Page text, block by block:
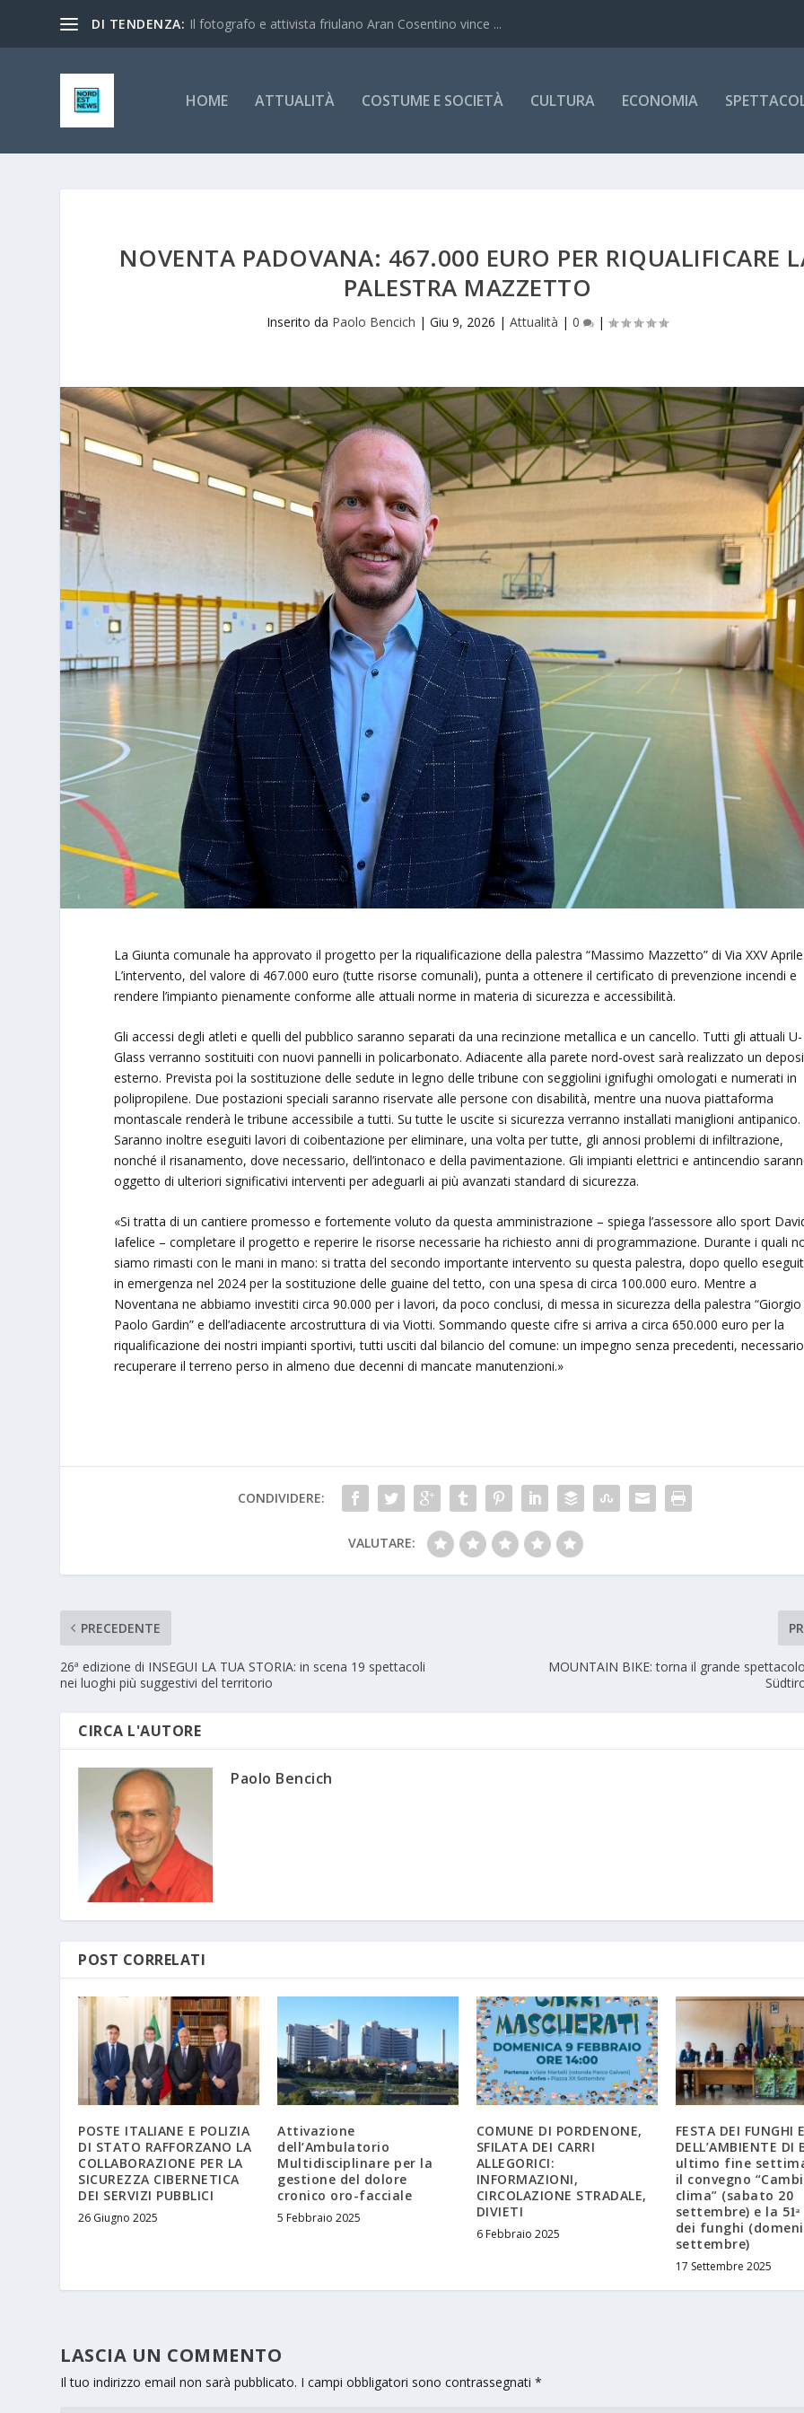
DI TENDENZA: Il fotografo e attivista friulano Aran Cosentino vince ...
HOME ATTUALITÀ COSTUME E SOCIETÀ CULTURA ECONOMIA
NOVENTA PADOVANA: 467.000 EURO PER RIQUALIFICARE
PALESTRA MAZZETTO
Inserito da Paolo Bencich |Giu 9, 2026 |Attualità |0 |
La Giunta comunale ha approvato il progetto per la riqualificazione della palestra “Massimo Mazzetto” di Via XXV Aprile.
L’intervento, del valore di 467.000 euro (tutte risorse comunali), punta a ottenere il certificato di prevenzione incendi e
rendere l’impianto pienamente conforme alle attuali norme in materia di sicurezza e accessibilità.
Gli accessi degli atleti e quelli del pubblico saranno separati da una recinzione metallica e un cancello. Tutti gli attuali U-
Glass verranno sostituiti con nuovi pannelli in policarbonato. Adiacente alla parete nord-ovest sarà realizzato un
esterno. Prevista poi la sostituzione delle sedute in legno delle tribune con seggiolini ignifughi omologati e numerati in
polipropilene. Due postazioni speciali saranno riservate alle persone con disabilità, mentre una nuova piattaforma
montascale renderà le tribune accessibile a tutti. Su tutte le uscite si sicurezza verranno installati maniglioni antipanico.
Saranno inoltre eseguiti lavori di coibentazione per eliminare, una volta per tutte, gli annosi problemi di infiltrazione,
nonché il risanamento, dove necessario, dell’intonaco e della pavimentazione. Gli impianti elettrici e antincendio
oggetto di ulteriori significativi interventi per adeguarli ai più avanzati standard di sicurezza.
«Si tratta di un cantiere promesso e fortemente voluto da questa amministrazione – spiega l’assessore allo sport
Iafelice – completare il progetto e reperire le risorse necessarie ha richiesto anni di programmazione. Durante i quali
siamo rimasti con le mani in mano: si tratta del secondo importante intervento su questa palestra, dopo quello
in emergenza nel 2024 per la sostituzione delle guaine del tetto, con una spesa di circa 100.000 euro. Mentre a
Noventana ne abbiamo investiti circa 90.000 per i lavori, da poco conclusi, di messa in sicurezza della palestra “Giorgio
Paolo Gardin” e dell’adiacente arcostruttura di via Viotti. Sommando queste cifre si arriva a circa 650.000 euro per la
riqualificazione dei nostri impianti sportivi, tutti usciti dal bilancio del comune: un impegno senza precedenti,
recuperare il terreno perso in almeno due decenni di mancate manutenzioni.»
CONDIVIDERE:
VALUTARE:
PRECEDENTE
26ª edizione di INSEGUI LA TUA STORIA: in scena 19 spettacoli
nei luoghi più suggestivi del territorio
MOUNTAIN BIKE: torna il grande
CIRCA L'AUTORE
Paolo Bencich
POST CORRELATI
POSTE ITALIANE E POLIZIA
DI STATO RAFFORZANO LA
COLLABORAZIONE PER LA
SICUREZZA CIBERNETICA
DEI SERVIZI PUBBLICI
26 Giugno 2025
Attivazione
dell’Ambulatorio
Multidisciplinare per la
gestione del dolore
cronico oro-facciale
5 Febbraio 2025
COMUNE DI PORDENONE,
SFILATA DEI CARRI
ALLEGORICI:
INFORMAZIONI,
CIRCOLAZIONE STRADALE,
DIVIETI
6 Febbraio 2025
FESTA DEI FUNGHI E
DELL’AMBIENTE DI
ultimo fine
il convegno
clima” (sabato 20
settembre) e la 51ͣ
dei funghi
settembre)
17 Settembre 2025
LASCIA UN COMMENTO
Il tuo indirizzo email non sarà pubblicato. I campi obbligatori sono contrassegnati*